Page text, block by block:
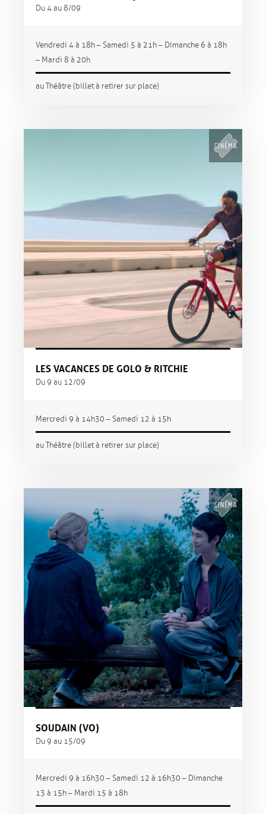
Du 4 au 8/09
Vendredi 4 à 18h – Samedi 5 à 21h – Dimanche 6 à 18h
– Mardi 8 à 20h
au Théâtre (billet à retirer sur place)
LES VACANCES DE GOLO & RITCHIE
Du 9 au 12/09
Mercredi 9 à 14h30 – Samedi 12 à 15h
au Théâtre (billet à retirer sur place)
SOUDAIN (VO)
Du 9 au 15/09
Mercredi 9 à 16h30 – Samedi 12 à 16h30 – Dimanche
13 à 15h – Mardi 15 à 18h